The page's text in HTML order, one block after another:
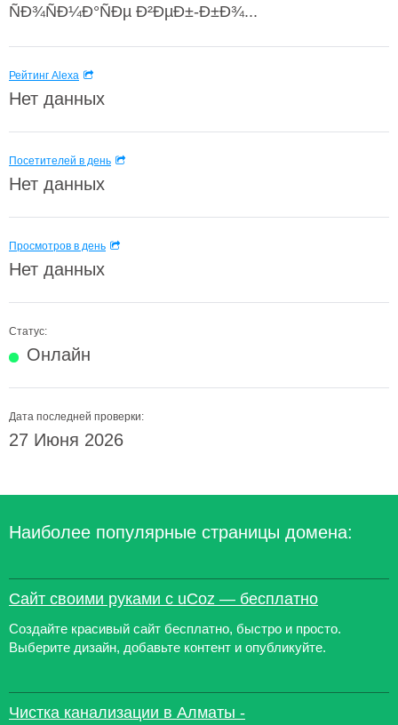
ÑÐ¾ÑÐ¼Ð°ÑÐµ Ð²ÐµÐ±-Ð±Ð¾...
Рейтинг Alexa
Нет данных
Посетителей в день
Нет данных
Просмотров в день
Нет данных
Статус:
Онлайн
Дата последней проверки:
27 Июня 2026
Наиболее популярные страницы домена:
Сайт своими руками с uCoz — бесплатно
Создайте красивый сайт бесплатно, быстро и просто.
Выберите дизайн, добавьте контент и опубликуйте.
Чистка канализации в Алматы -